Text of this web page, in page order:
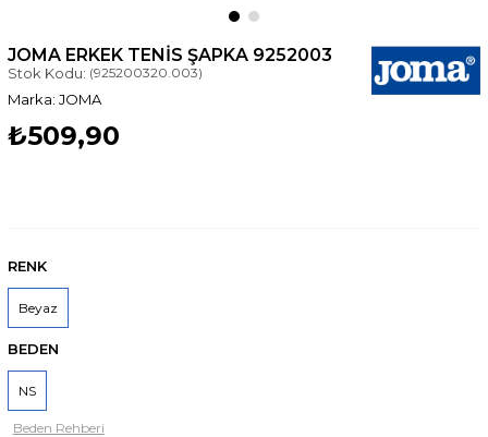
JOMA ERKEK TENIS ŞAPKA 9252003
Stok Kodu: (925200320.003)
JOMA
₺509,90
RENK
Beyaz
BEDEN
NS
Beden Rehberi